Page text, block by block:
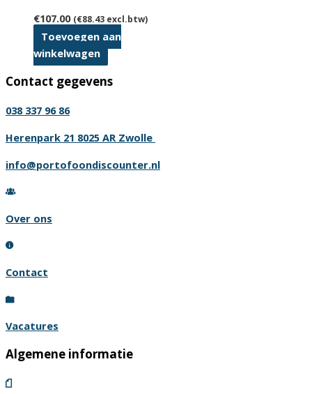
€107.00 (€88.43 excl.btw)
Toevoegen aan
winkelwagen
Contact gegevens
038 337 96 86
Herenpark 21 8025 AR Zwolle
info@portofoondiscounter.nl
Over ons
Contact
Vacatures
Algemene informatie